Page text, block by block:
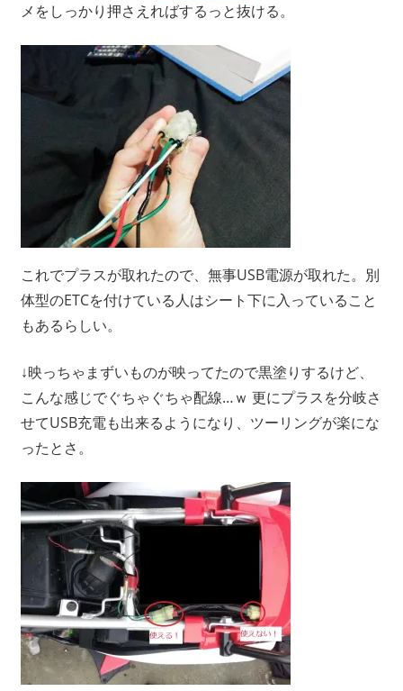
メをしっかり押さえればするっと抜ける。
これでプラスが取れたので、無事USB電源が取れた。別
体型のETCを付けている人はシート下に入っていること
もあるらしい。
↓映っちゃまずいものが映ってたので黒塗りするけど、
こんな感じでぐちゃぐちゃ配線…ｗ 更にプラスを分岐さ
せてUSB充電も出来るようになり、ツーリングが楽にな
ったとさ。